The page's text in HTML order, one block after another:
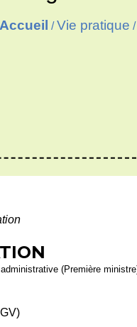
Accueil /Vie pratique /
(Première